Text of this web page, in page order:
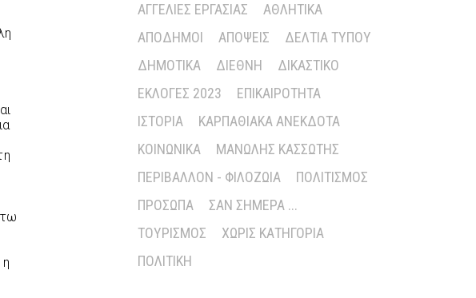
ΑΓΓΕΛΊΕΣ ΕΡΓΑΣΊΑΣ
ΑΘΛΗΤΙΚΆ
ΑΠΌΔΗΜΟΙ
ΑΠΌΨΕΙΣ
ΔΕΛΤΊΑ ΤΎΠΟΥ
ΔΗΜΟΤΙΚΆ
ΔΙΕΘΝΉ
ΔΙΚΑΣΤΙΚΌ
ΕΚΛΟΓΈΣ 2023
ΕΠΙΚΑΙΡΌΤΗΤΑ
ΙΣΤΟΡΊΑ
ΚΑΡΠΑΘΙΑΚΆ ΑΝΈΚΔΟΤΑ
ΚΟΙΝΩΝΙΚΆ
ΜΑΝΏΛΗΣ ΚΑΣΣΏΤΗΣ
ΠΕΡΙΒΆΛΛΟΝ - ΦΙΛΟΖΩΊΑ
ΠΟΛΙΤΙΣΜΌΣ
ΠΡΌΣΩΠΑ
ΣΑΝ ΣΉΜΕΡΑ ...
ΤΟΥΡΙΣΜΌΣ
ΧΩΡΊΣ ΚΑΤΗΓΟΡΊΑ
ΠΟΛΙΤΙΚΉ